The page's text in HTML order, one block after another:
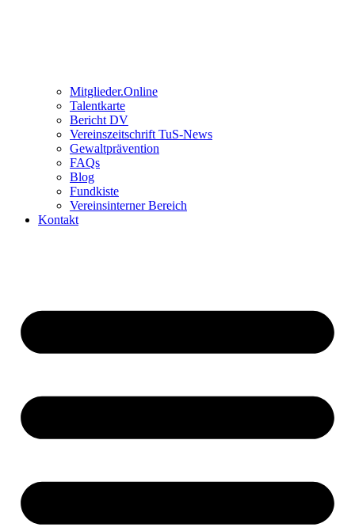
Mitglieder.Online
Talentkarte
Bericht DV
Vereinszeitschrift TuS-News
Gewaltprävention
FAQs
Blog
Fundkiste
Vereinsinterner Bereich
Kontakt